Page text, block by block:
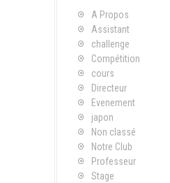
A Propos
Assistant
challenge
Compétition
cours
Directeur
Evenement
japon
Non classé
Notre Club
Professeur
Stage